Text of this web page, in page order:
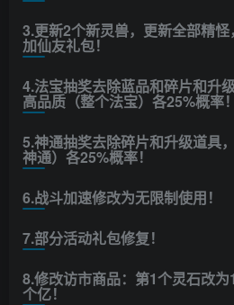
3.更新2个新灵兽，更新全部精
加仙友礼包！
4.法宝抽奖去除蓝品和碎片和升
高品质（整个法宝）各25%概率！
5.神通抽奖去除碎片和升级道具
神通）各25%概率！
6.战斗加速修改为无限制使用！
7.部分活动礼包修复！
8.修改访市商品：第1个灵石改
个亿！